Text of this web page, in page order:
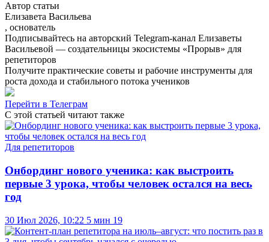
Автор статьи
Елизавета Васильева
, основатель
Подписывайтесь на авторский Telegram-канал Елизаветы
Васильевой — создательницы экосистемы «Прорыв» для
репетиторов
Получите практические советы и рабочие инструменты для
роста дохода и стабильного потока учеников
Перейти в Телеграм
С этой статьей читают также
Для репетиторов
Онбординг нового ученика: как выстроить
первые 3 урока, чтобы человек остался на весь
год
30 Июл 2026, 10:22 5 мин 19